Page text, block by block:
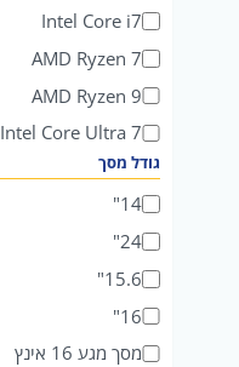
Intel Core i7
AMD Ryzen 7
AMD Ryzen 9
Intel Core Ultra 7
גודל מסך
14"
24"
15.6"
16"
מסך מגע 16 אינץ